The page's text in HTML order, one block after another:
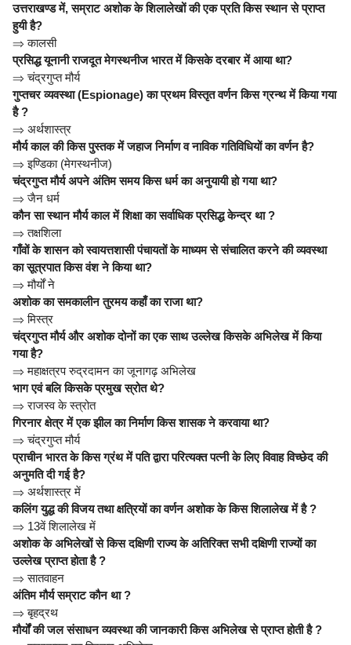
उत्तराखण्ड में, सम्राट अशोक के शिलालेखों की एक प्रति किस स्थान से प्राप्त
हुयी है?
⇒ कालसी
प्रसिद्ध यूनानी राजदूत मेगस्थनीज भारत में किसके दरबार में आया था?
⇒ चंद्रगुप्त मौर्य
गुप्तचर व्यवस्था (Espionage) का प्रथम विस्तृत वर्णन किस ग्रन्थ में किया गया
है ?
⇒ अर्थशास्त्र
मौर्य काल की किस पुस्तक में जहाज निर्माण व नाविक गतिविधियों का वर्णन है?
⇒इण्डिका (मेगस्थनीज)
चंद्रगुप्त मौर्य अपने अंतिम समय किस धर्म का अनुयायी हो गया था?
⇒ जैन धर्म
कौन सा स्थान मौर्य काल में शिक्षा का सर्वाधिक प्रसिद्ध केन्द्र था ?
⇒तक्षशिला
गाँवों के शासन को स्वायत्तशासी पंचायतों के माध्यम से संचालित करने की व्यवस्था
का सूत्रपात किस वंश ने किया था?
⇒ मौर्यों ने
अशोक का समकालीन तुरमय कहाँ का राजा था?
⇒ मिस्त्र
चंद्रगुप्त मौर्य और अशोक दोनों का एक साथ उल्लेख किसके अभिलेख में किया
गया है?
⇒महाक्षत्रप रुद्रदामन का जूनागढ़ अभिलेख
भाग एवं बलि किसके प्रमुख स्रोत थे?
⇒ राजस्व के स्त्रोत
गिरनार क्षेत्र में एक झील का निर्माण किस शासक ने करवाया था?
⇒ चंद्रगुप्त मौर्य
प्राचीन भारत के किस ग्रंथ में पति द्वारा परित्यक्त पत्नी के लिए विवाह विच्छेद की
अनुमति दी गई है?
⇒ अर्थशास्त्र में
कलिंग युद्ध की विजय तथा क्षत्रियों का वर्णन अशोक के किस शिलालेख में है ?
⇒ 13वें शिलालेख में
अशोक के अभिलेखों से किस दक्षिणी राज्य के अतिरिक्त सभी दक्षिणी राज्यों का
उल्लेख प्राप्त होता है ?
⇒सातवाहन
अंतिम मौर्य सम्राट कौन था ?
⇒ बृहद्रथ
मौर्यों की जल संसाधन व्यवस्था की जानकारी किस अभिलेख से प्राप्त होती है ?